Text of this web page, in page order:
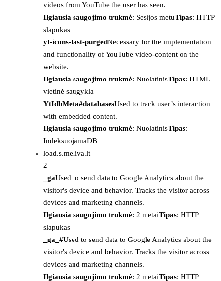
videos from YouTube the user has seen.
Ilgiausia saugojimo trukmė: Sesijos metuTipas: HTTP
slapukas
yt-icons-last-purgedNecessary for the implementation
and functionality of YouTube video-content on the
website.
Ilgiausia saugojimo trukmė: NuolatinisTipas: HTML
vietinė saugykla
YtIdbMeta#databasesUsed to track user’s interaction
with embedded content.
Ilgiausia saugojimo trukmė: NuolatinisTipas:
IndeksuojamaDB
load.s.meliva.lt
2
_gaUsed to send data to Google Analytics about the
visitor's device and behavior. Tracks the visitor across
devices and marketing channels.
Ilgiausia saugojimo trukmė: 2 metaiTipas: HTTP
slapukas
_ga_#Used to send data to Google Analytics about the
visitor's device and behavior. Tracks the visitor across
devices and marketing channels.
Ilgiausia saugojimo trukmė: 2 metaiTipas: HTTP